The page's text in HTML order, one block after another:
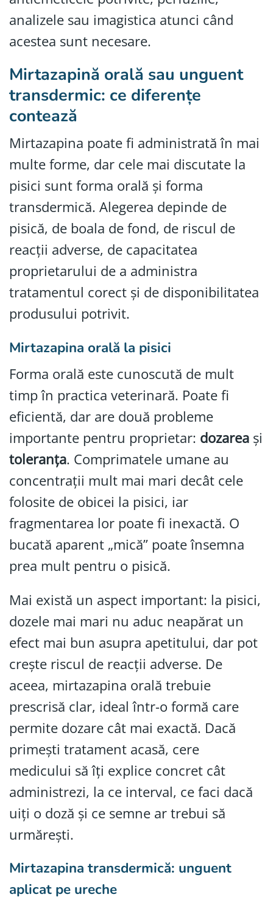
analizele sau imagistica atunci când
acestea sunt necesare.
Mirtazapină orală sau unguent
transdermic: ce diferențe
contează
Mirtazapina poate fi administrată în mai
multe forme, dar cele mai discutate la
pisici sunt forma orală și forma
transdermică. Alegerea depinde de
pisică, de boala de fond, de riscul de
reacții adverse, de capacitatea
proprietarului de a administra
tratamentul corect și de disponibilitatea
produsului potrivit.
Mirtazapina orală la pisici
Forma orală este cunoscută de mult
timp în practica veterinară. Poate fi
eficientă, dar are două probleme
importante pentru proprietar: dozarea și
toleranța. Comprimatele umane au
concentrații mult mai mari decât cele
folosite de obicei la pisici, iar
fragmentarea lor poate fi inexactă. O
bucată aparent „mică” poate însemna
prea mult pentru o pisică.
Mai există un aspect important: la pisici,
dozele mai mari nu aduc neapărat un
efect mai bun asupra apetitului, dar pot
crește riscul de reacții adverse. De
aceea, mirtazapina orală trebuie
prescrisă clar, ideal într-o formă care
permite dozare cât mai exactă. Dacă
primești tratament acasă, cere
medicului să îți explice concret cât
administrezi, la ce interval, ce faci dacă
uiți o doză și ce semne ar trebui să
urmărești.
Mirtazapina transdermică: unguent
aplicat pe ureche